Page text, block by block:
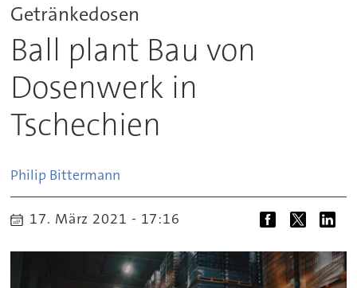
Getränkedosen
Ball plant Bau von
Dosenwerk in
Tschechien
Philip Bittermann
17. März 2021 - 17:16